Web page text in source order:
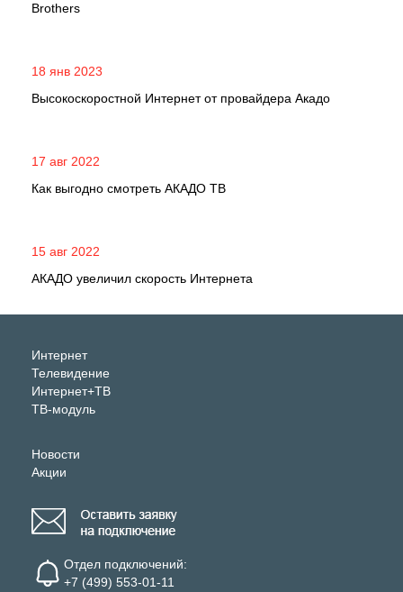
Brothers
18 янв 2023
Высокоскоростной Интернет от провайдера Акадо
17 авг 2022
Как выгодно смотреть АКАДО ТВ
15 авг 2022
АКАДО увеличил скорость Интернета
Интернет
Телевидение
Интернет+ТВ
ТВ-модуль
Новости
Акции
Отдел подключений:
+7 (499) 553-01-11